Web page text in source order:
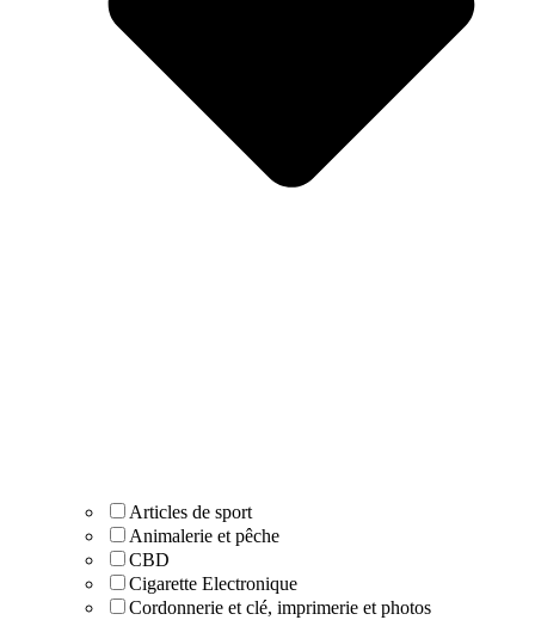
Articles de sport
Animalerie et pêche
CBD
Cigarette Electronique
Cordonnerie et clé, imprimerie et photos